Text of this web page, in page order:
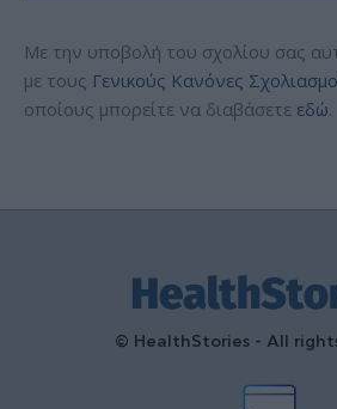
Με την υποβολή του σχολίου σας
με τους Γενικούς Κανόνες
οποίους μπορείτε να διαβάσετε εδώ.
© HealthStories - All